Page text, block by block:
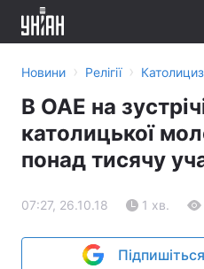
Новини › Релігії ›
В ОАЕ на
католицької
понад тисячу
07:27, 26.10.18 1 хв.